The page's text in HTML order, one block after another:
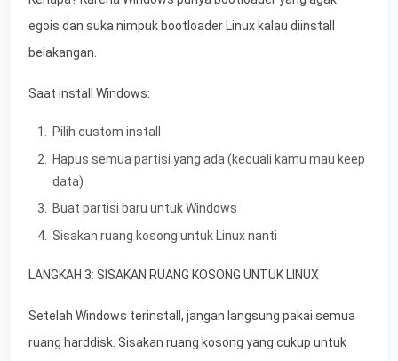
egois dan suka nimpuk bootloader Linux kalau diinstall
belakangan.
Saat install Windows:
Pilih custom install
Hapus semua partisi yang ada (kecuali kamu mau keep
data)
Buat partisi baru untuk Windows
Sisakan ruang kosong untuk Linux nanti
LANGKAH 3: SISAKAN RUANG KOSONG UNTUK LINUX
Setelah Windows terinstall, jangan langsung pakai semua
ruang harddisk. Sisakan ruang kosong yang cukup untuk